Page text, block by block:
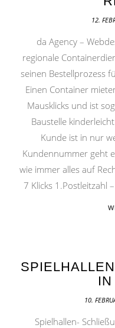
12.
da Agency –
regionale
seinen Bestellprozess
Einen Container
Mausklicks und ist
Baustelle
Kunde ist in nur
Kundennummer geht
wie immer alles auf
7 Klicks 1.Postleitzahl
N
10.
Spielhallen-